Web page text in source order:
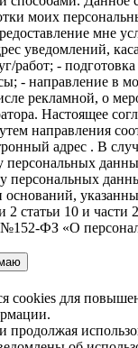
моих
мне
уведомлений,
работ; -
- направление в
рекламной, о
Настоящее
направления
адрес . В
персональных
персональных
оснований,
2 статьи 10 и части
№152-ФЗ «О
cookies для